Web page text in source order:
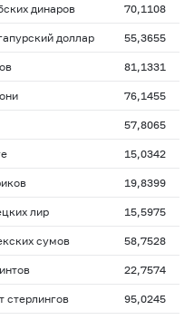
динаров 70,1108
доллар 55,3655
81,1331
76,1455
57,8065
15,0342
19,8399
лир 15,5975
сумов 58,7528
22,7574
стерлингов 95,0245